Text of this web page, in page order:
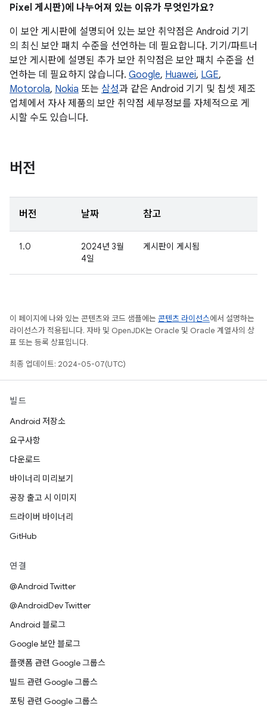
Pixel 게시판)에 나누어져 있는 이유가 무엇인가요?
이 보안 게시판에 설명되어 있는 보안 취약점은 Android 기기
의 최신 보안 패치 수준을 선언하는 데 필요합니다. 기기/파트너
보안 게시판에 설명된 추가 보안 취약점은 보안 패치 수준을 선
언하는 데 필요하지 않습니다. Google, Huawei, LGE,
Motorola, Nokia 또는 삼성과 같은 Android 기기 및 칩셋 제조
업체에서 자사 제품의 보안 취약점 세부정보를 자체적으로 게
시할 수도 있습니다.
버전
버전 날짜 참고
1.0
2024년 3월
4일
게시판이 게시됨
이 페이지에 나와 있는 콘텐츠와 코드 샘플에는 콘텐츠 라이선스에서 설명하는
라이선스가 적용됩니다. 자바 및 OpenJDK는 Oracle 및 Oracle 계열사의 상
표 또는 등록 상표입니다.
최종 업데이트: 2024-05-07(UTC)
빌드
Android 저장소
요구사항
다운로드
바이너리 미리보기
공장 출고 시 이미지
드라이버 바이너리
GitHub
연결
@Android Twitter
@AndroidDev Twitter
Android 블로그
Google 보안 블로그
플랫폼 관련 Google 그룹스
빌드 관련 Google 그룹스
포팅 관련 Google 그룹스